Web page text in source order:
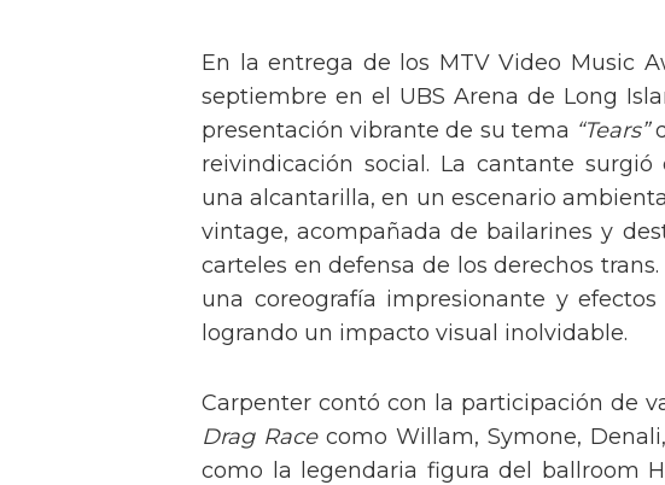
En la entrega de los MTV Video Music
septiembre en el UBS Arena de Long
presentación vibrante de su tema “Tears”
reivindicación social. La cantante
una alcantarilla, en un escenario
vintage, acompañada de bailarines y
carteles en defensa de los derechos
una coreografía impresionante y
logrando un impacto visual inolvidable.
Carpenter contó con la participación de
Drag Racecomo Willam, Symone,
como la legendaria figura del ballroom